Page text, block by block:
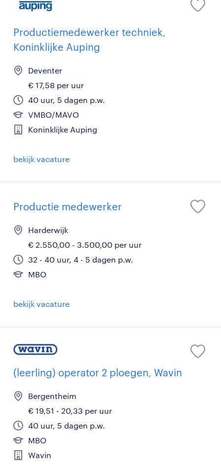
Productiemedewerker techniek,
Koninklijke Auping
Deventer
€ 17,58 per uur
40 uur, 5 dagen p.w.
VMBO/MAVO
Koninklijke Auping
bekijk vacature
Productie medewerker
Harderwijk
€ 2.550,00 - 3.500,00 per uur
32 - 40 uur, 4 - 5 dagen p.w.
MBO
bekijk vacature
(leerling) operator 2 ploegen, Wavin
Bergentheim
€ 19,51 - 20,33 per uur
40 uur, 5 dagen p.w.
MBO
Wavin